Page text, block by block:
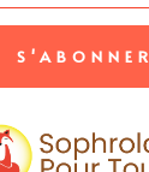
S'ABONNER